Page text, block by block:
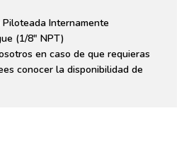
Internamente
(1/8″ NPT)
en caso de que requieras
conocer la disponibilidad de